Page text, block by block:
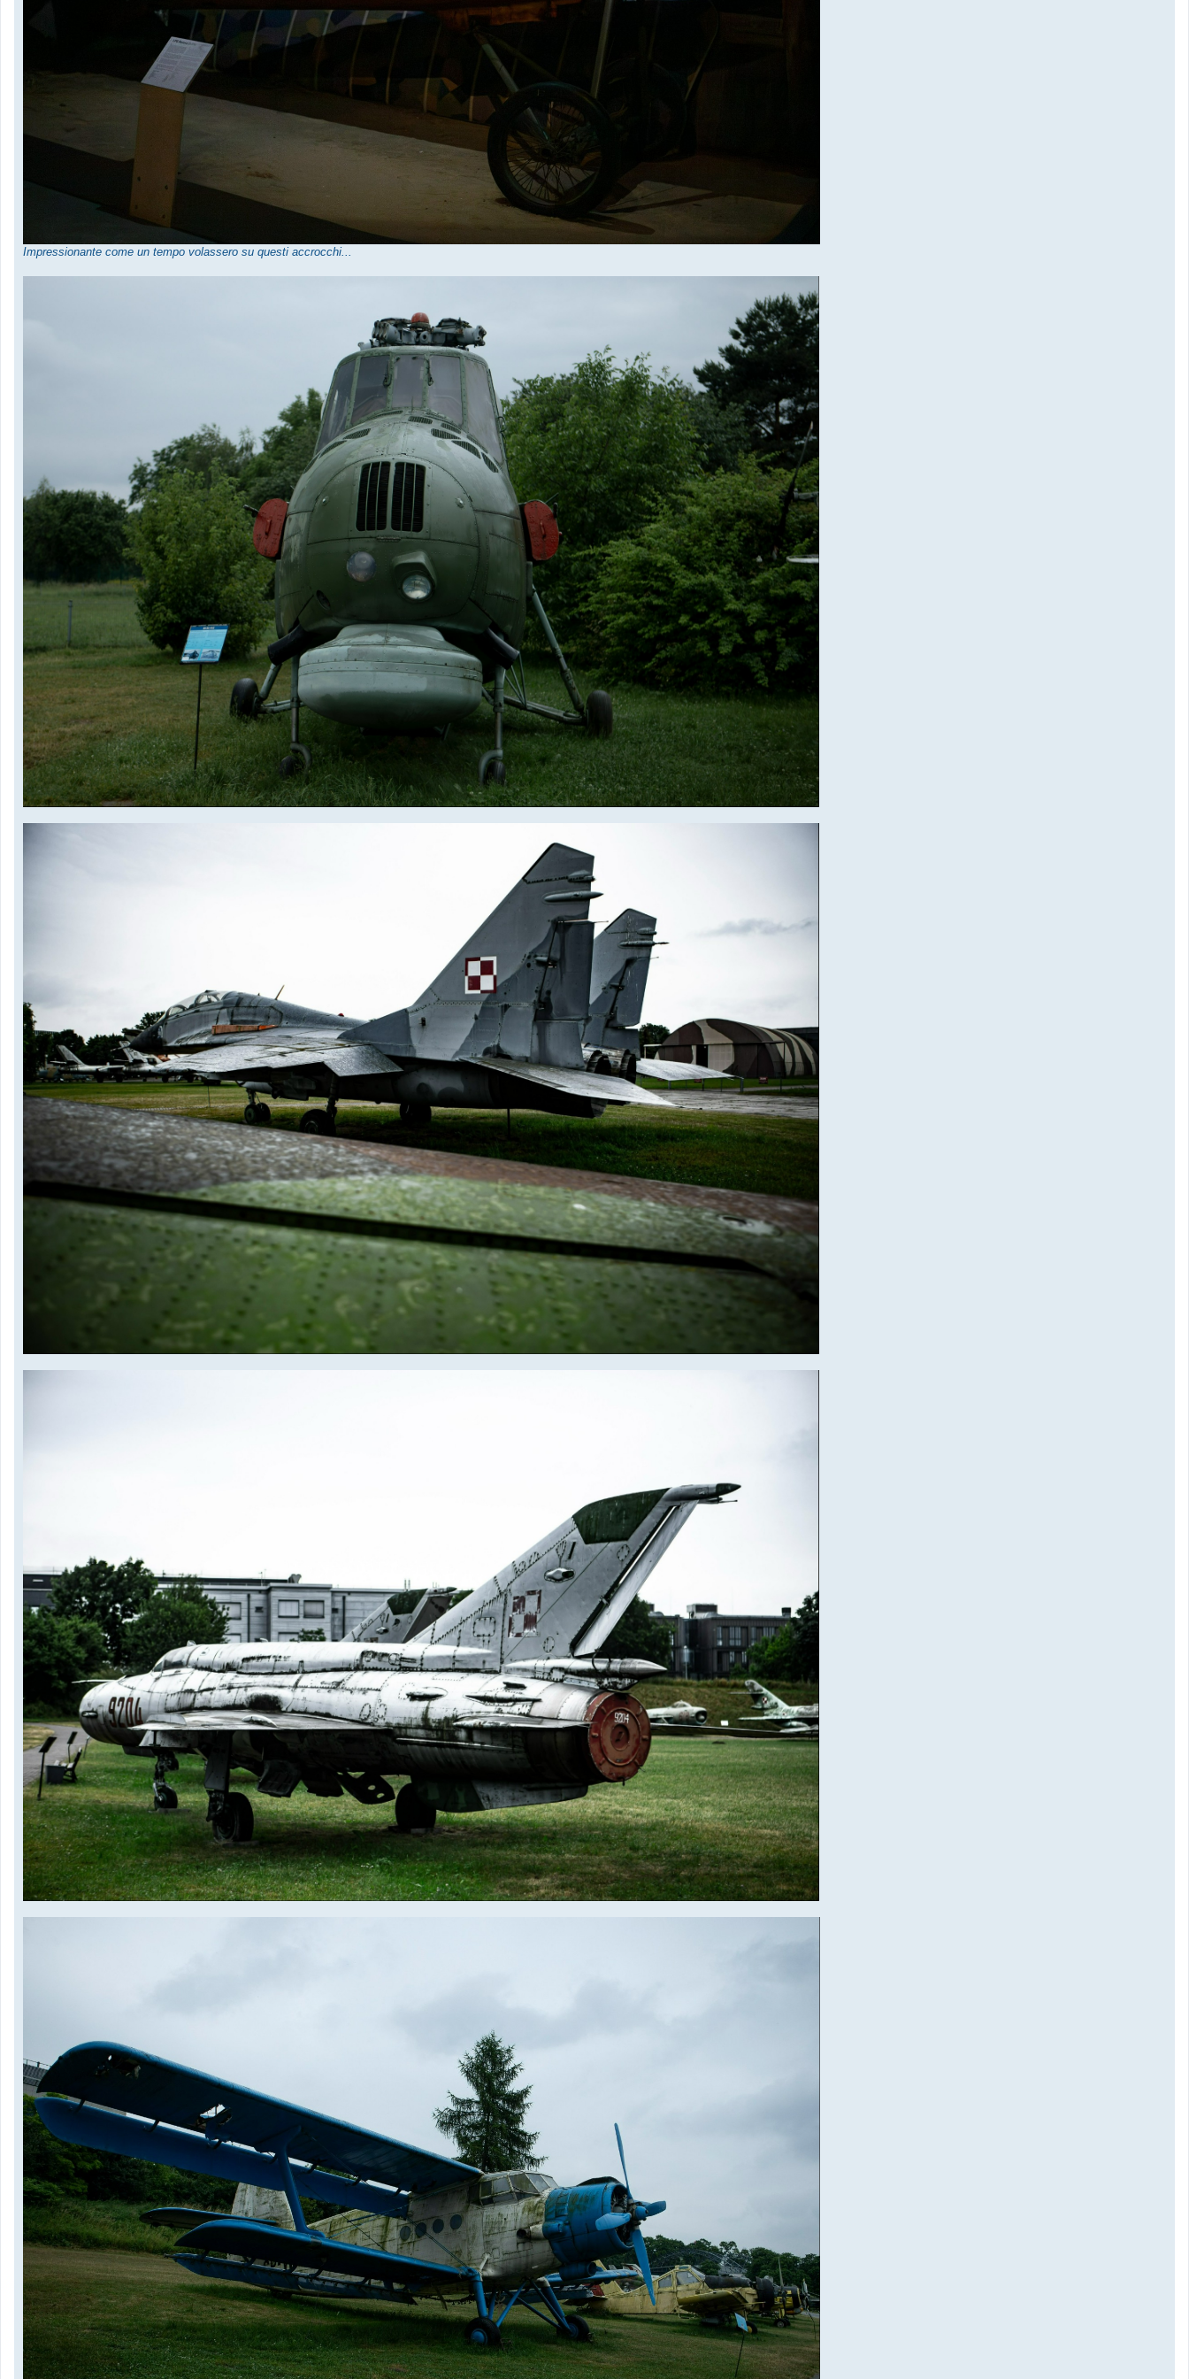
Impressionante come un tempo volassero su questi accrocchi...